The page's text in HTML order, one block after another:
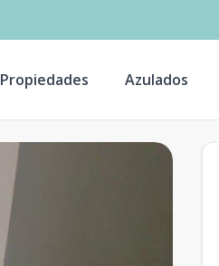
Propiedades Azulados